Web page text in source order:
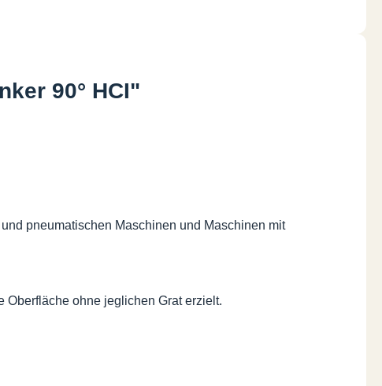
90° HCI"
pneumatischen Maschinen und Maschinen mit
Oberfläche ohne jeglichen Grat erzielt.